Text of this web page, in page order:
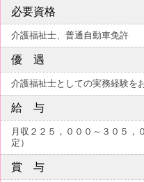
必要資格
介護福祉士、普通自動車免許
優 遇
介護福祉士としての実務経験を
給 与
月収２２５，０００～３０５，
定）
賞 与